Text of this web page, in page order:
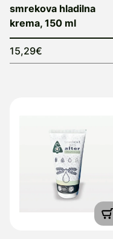
smrekova hladilna
krema, 150 ml
15,29€